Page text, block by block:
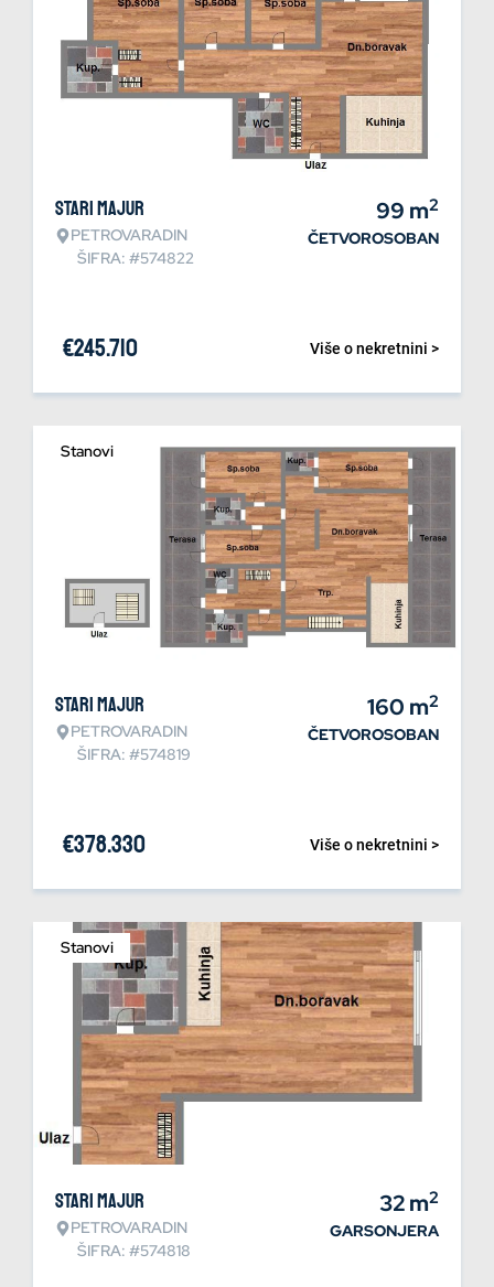
Stari Majur
PETROVARADIN
ŠIFRA: #574822
99 m2
ČETVOROSOBAN
Više o nekretnini >
€245.710
Stanovi
Stari Majur
PETROVARADIN
ŠIFRA: #574819
160 m2
ČETVOROSOBAN
Više o nekretnini >
€378.330
Stanovi
Stari Majur
PETROVARADIN
ŠIFRA: #574818
32m2
GARSONJERA